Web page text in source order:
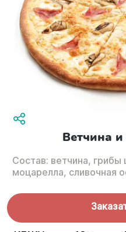
Ветчина
Состав: ветчина,
моцарелла, сливочная